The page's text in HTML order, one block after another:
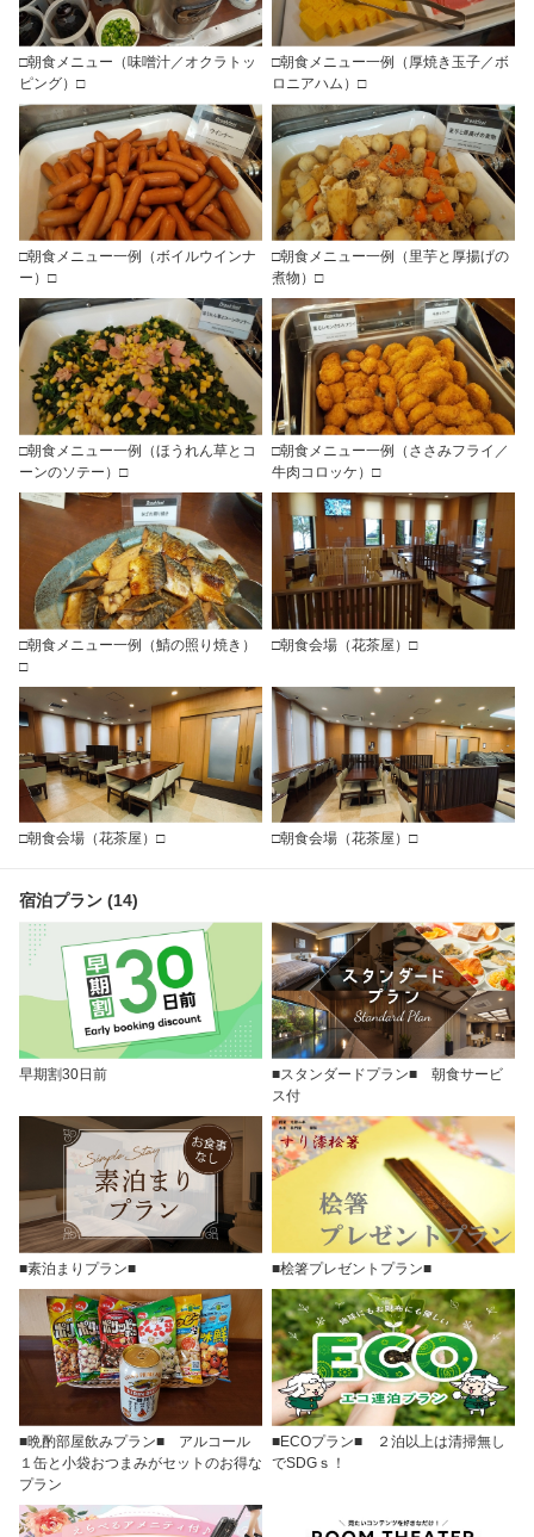
□朝食メニュー（味噌汁／オクラトッ
ピング）□
□朝食メニュー一例（厚焼き玉子／ボ
ロニアハム）□
□朝食メニュー一例（ボイルウインナ
ー）□
□朝食メニュー一例（里芋と厚揚げの
煮物）□
□朝食メニュー一例（ほうれん草とコ
ーンのソテー）□
□朝食メニュー一例（ささみフライ／
牛肉コロッケ）□
□朝食メニュー一例（鯖の照り焼き）
□
□朝食会場（花茶屋）□
□朝食会場（花茶屋）□ □朝食会場（花茶屋）□
宿泊プラン (14)
早期割30日前
■スタンダードプラン■ 朝食サービ
ス付
■素泊まりプラン■ ■桧箸プレゼントプラン■
■晩酌部屋飲みプラン■ アルコール
１缶と小袋おつまみがセットのお得な
プラン
■ECOプラン■ ２泊以上は清掃無し
でSDGｓ！